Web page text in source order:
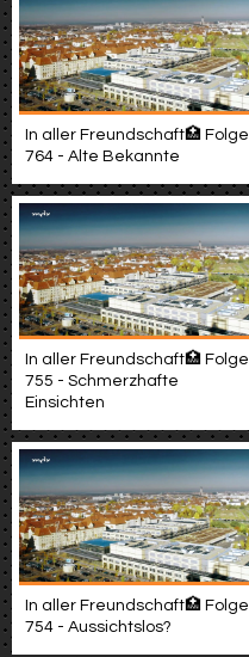
In aller Freundschaft🏥 Folge
764 - Alte Bekannte
In aller Freundschaft🏥 Folge
755 - Schmerzhafte
Einsichten
In aller Freundschaft🏥 Folge
754 - Aussichtslos?